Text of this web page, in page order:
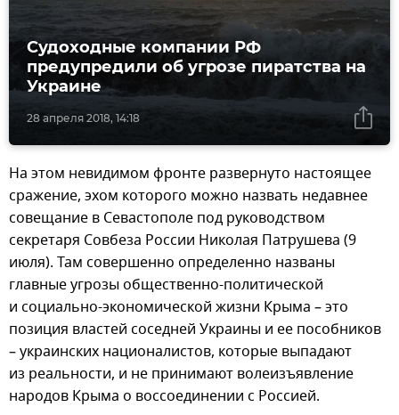
28 апреля 2018, 14:18
Судоходные компании РФ
предупредили об угрозе пиратства на
Украине
На этом невидимом фронте развернуто настоящее
сражение, эхом которого можно назвать недавнее
совещание в Севастополе под руководством
секретаря Совбеза России Николая Патрушева (9
июля). Там совершенно определенно названы
главные угрозы общественно-политической
и социально-экономической жизни Крыма – это
позиция властей соседней Украины и ее пособников
– украинских националистов, которые выпадают
из реальности, и не принимают волеизъявление
народов Крыма о воссоединении с Россией.